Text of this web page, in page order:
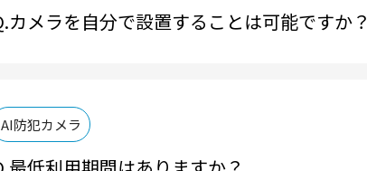
カメラを自分で設置することは可能ですか？
AI防犯カメラ